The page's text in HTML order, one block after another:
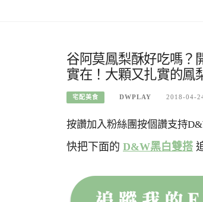
谷阿莫鳳梨酥好吃嗎？
實在！大顆又扎實的鳳
宅配美食 DWPLAY 2018-04-
按讚加入粉絲團按個讚支持
快把下面的 D&W黑白雙搭